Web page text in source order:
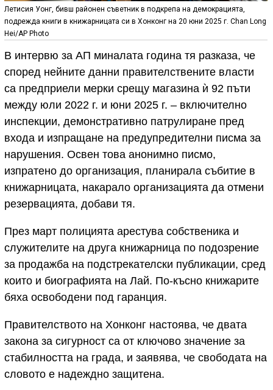
Летисия Уонг, бивш районен съветник в подкрепа на демокрацията,
подрежда книги в книжарницата си в Хонконг на 20 юни 2025 г. Chan Long
Hei/AP Photo
В интервю за АП миналата година тя разказа, че
според нейните данни правителствените власти
са предприели мерки срещу магазина ѝ 92 пъти
между юли 2022 г. и юни 2025 г. – включително
инспекции, демонстративно патрулиране пред
входа и изпращане на предупредителни писма за
нарушения. Освен това анонимно писмо,
изпратено до организация, планирала събитие в
книжарницата, накарало организацията да отмени
резервацията, добави тя.
През март полицията арестува собственика и
служителите на друга книжарница по подозрение
за продажба на подстрекателски публикации, сред
които и биографията на Лай. По-късно книжарите
бяха освободени под гаранция.
Правителството на Хонконг настоява, че двата
закона за сигурност са от ключово значение за
стабилността на града, и заявява, че свободата на
словото е надеждно защитена.